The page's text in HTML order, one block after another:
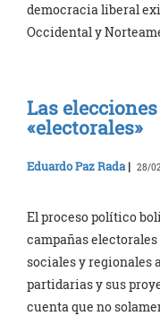
democracia liberal
Occidental y
Las
«electorales»
Eduardo Paz Rada | 28/
El proceso político
campañas
sociales y regionales
partidarias y sus
cuenta que no